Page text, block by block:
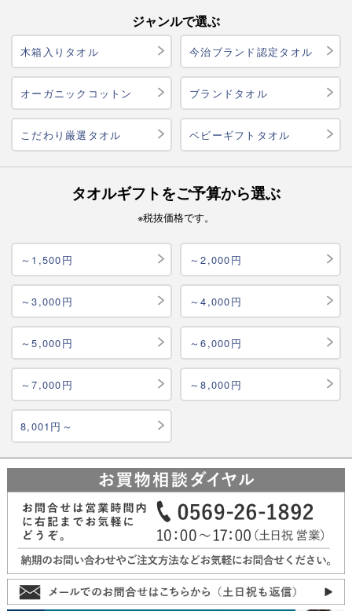
ジャンルで選ぶ
木箱入りタオル 今治ブランド認定タオル
オーガニックコットン ブランドタオル
こだわり厳選タオル ベビーギフトタオル
タオルギフトをご予算から選ぶ
※税抜価格です。
～1,500円 ～2,000円
～3,000円 ～4,000円
～5,000円 ～6,000円
～7,000円 ～8,000円
8,001円～